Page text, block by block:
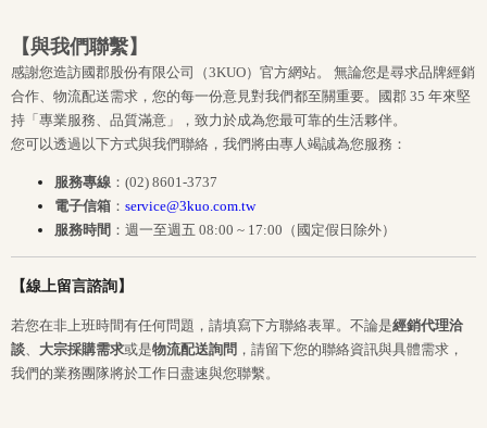
【與我們聯繫】
感謝您造訪國郡股份有限公司（3KUO）官方網站。 無論您是尋求品牌經銷
合作、物流配送需求，您的每一份意見對我們都至關重要。國郡 35 年來堅
持「專業服務、品質滿意」，致力於成為您最可靠的生活夥伴。
您可以透過以下方式與我們聯絡，我們將由專人竭誠為您服務：
服務專線 ：(02) 8601-3737
電子信箱 ： service@3kuo.com.tw
服務時間 ：週一至週五 08:00 ~ 17:00（國定假日除外）
【線上留言諮詢】
若您在非上班時間有任何問題，請填寫下方聯絡表單。不論是經銷代理洽
談、 大宗採購需求或是物流配送詢問 ，請留下您的聯絡資訊與具體需求，
我們的業務團隊將於工作日盡速與您聯繫。